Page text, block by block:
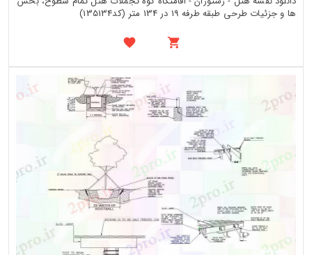
ها و جزئیات طرحی طبقه طرفه 19 در 134 متر (کد135134)